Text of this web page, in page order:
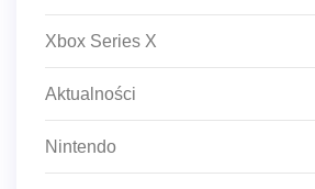
Xbox Series X
Aktualności
Nintendo